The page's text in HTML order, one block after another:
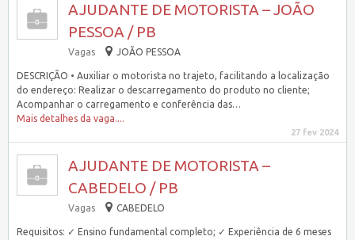
AJUDANTE DE MOTORISTA – JOÃO
PESSOA / PB
Vagas JOÃO PESSOA
DESCRIÇÃO • Auxiliar o motorista no trajeto, facilitando a localização
do endereço: Realizar o descarregamento do produto no cliente;
Acompanhar o carregamento e conferência das…
Mais detalhes da vaga....
27 fev 2024
AJUDANTE DE MOTORISTA –
CABEDELO / PB
Vagas CABEDELO
Requisitos: ✓ Ensino fundamental completo; ✓ Experiência de 6 meses